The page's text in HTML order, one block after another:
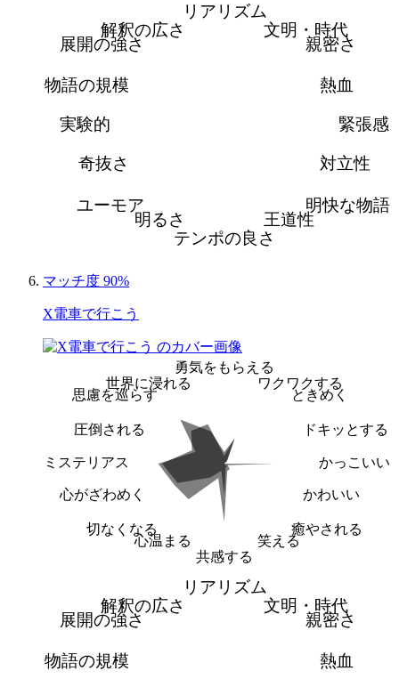
リアリズム
文明・時代
親密さ
熱血
緊張感
対立性
明快な物語
王道性
テンポの良さ
明るさ
ユーモア
奇抜さ
実験的
物語の規模
展開の強さ
解釈の広さ
マッチ度 90%
X電車で行こう
勇気をもらえる
ワクワクする
ときめく
ドキッとする
かっこいい
かわいい
癒やされる
笑える
共感する
心温まる
切なくなる
心がざわめく
ミステリアス
圧倒される
思慮を巡らす
世界に浸れる
リアリズム
文明・時代
親密さ
熱血
物語の規模
展開の強さ
解釈の広さ